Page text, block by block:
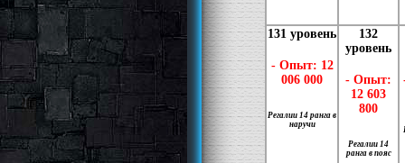
131 уровень
- Опыт: 12
006 000
Регалии 14 ранга в
наручи
132
уровень
- Опыт:
12 603
800
Регалии 14
ранга в пояс